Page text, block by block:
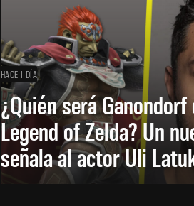
HACE 1 DÍA
¿Quién será Ganondorf
Legend of Zelda? Un
señala al actor Uli